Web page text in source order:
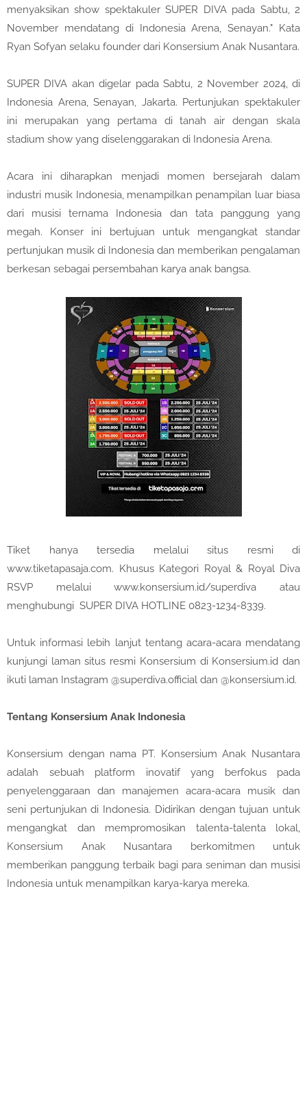
menyaksikan show spektakuler SUPER DIVA pada Sabtu, 2
November mendatang di Indonesia Arena, Senayan." Kata
Ryan Sofyan selaku founder dari Konsersium Anak Nusantara.
SUPER DIVA akan digelar pada Sabtu, 2 November 2024, di
Indonesia Arena, Senayan, Jakarta. Pertunjukan spektakuler
ini merupakan yang pertama di tanah air dengan skala
stadium show yang diselenggarakan di Indonesia Arena.
Acara ini diharapkan menjadi momen bersejarah dalam
industri musik Indonesia, menampilkan penampilan luar biasa
dari musisi ternama Indonesia dan tata panggung yang
megah. Konser ini bertujuan untuk mengangkat standar
pertunjukan musik di Indonesia dan memberikan pengalaman
berkesan sebagai persembahan karya anak bangsa.
Tiket hanya tersedia melalui situs resmi di
www.tiketapasaja.com. Khusus Kategori Royal & Royal Diva
RSVP melalui www.konsersium.id/superdiva atau
menghubungi SUPER DIVA HOTLINE 0823-1234-8339.
Untuk informasi lebih lanjut tentang acara-acara mendatang
kunjungi laman situs resmi Konsersium di Konsersium.id dan
ikuti laman Instagram @superdiva.official dan @konsersium.id.
Tentang Konsersium Anak Indonesia
Konsersium dengan nama PT. Konsersium Anak Nusantara
adalah sebuah platform inovatif yang berfokus pada
penyelenggaraan dan manajemen acara-acara musik dan
seni pertunjukan di Indonesia. Didirikan dengan tujuan untuk
mengangkat dan mempromosikan talenta-talenta lokal,
Konsersium Anak Nusantara berkomitmen untuk
memberikan panggung terbaik bagi para seniman dan musisi
Indonesia untuk menampilkan karya-karya mereka.